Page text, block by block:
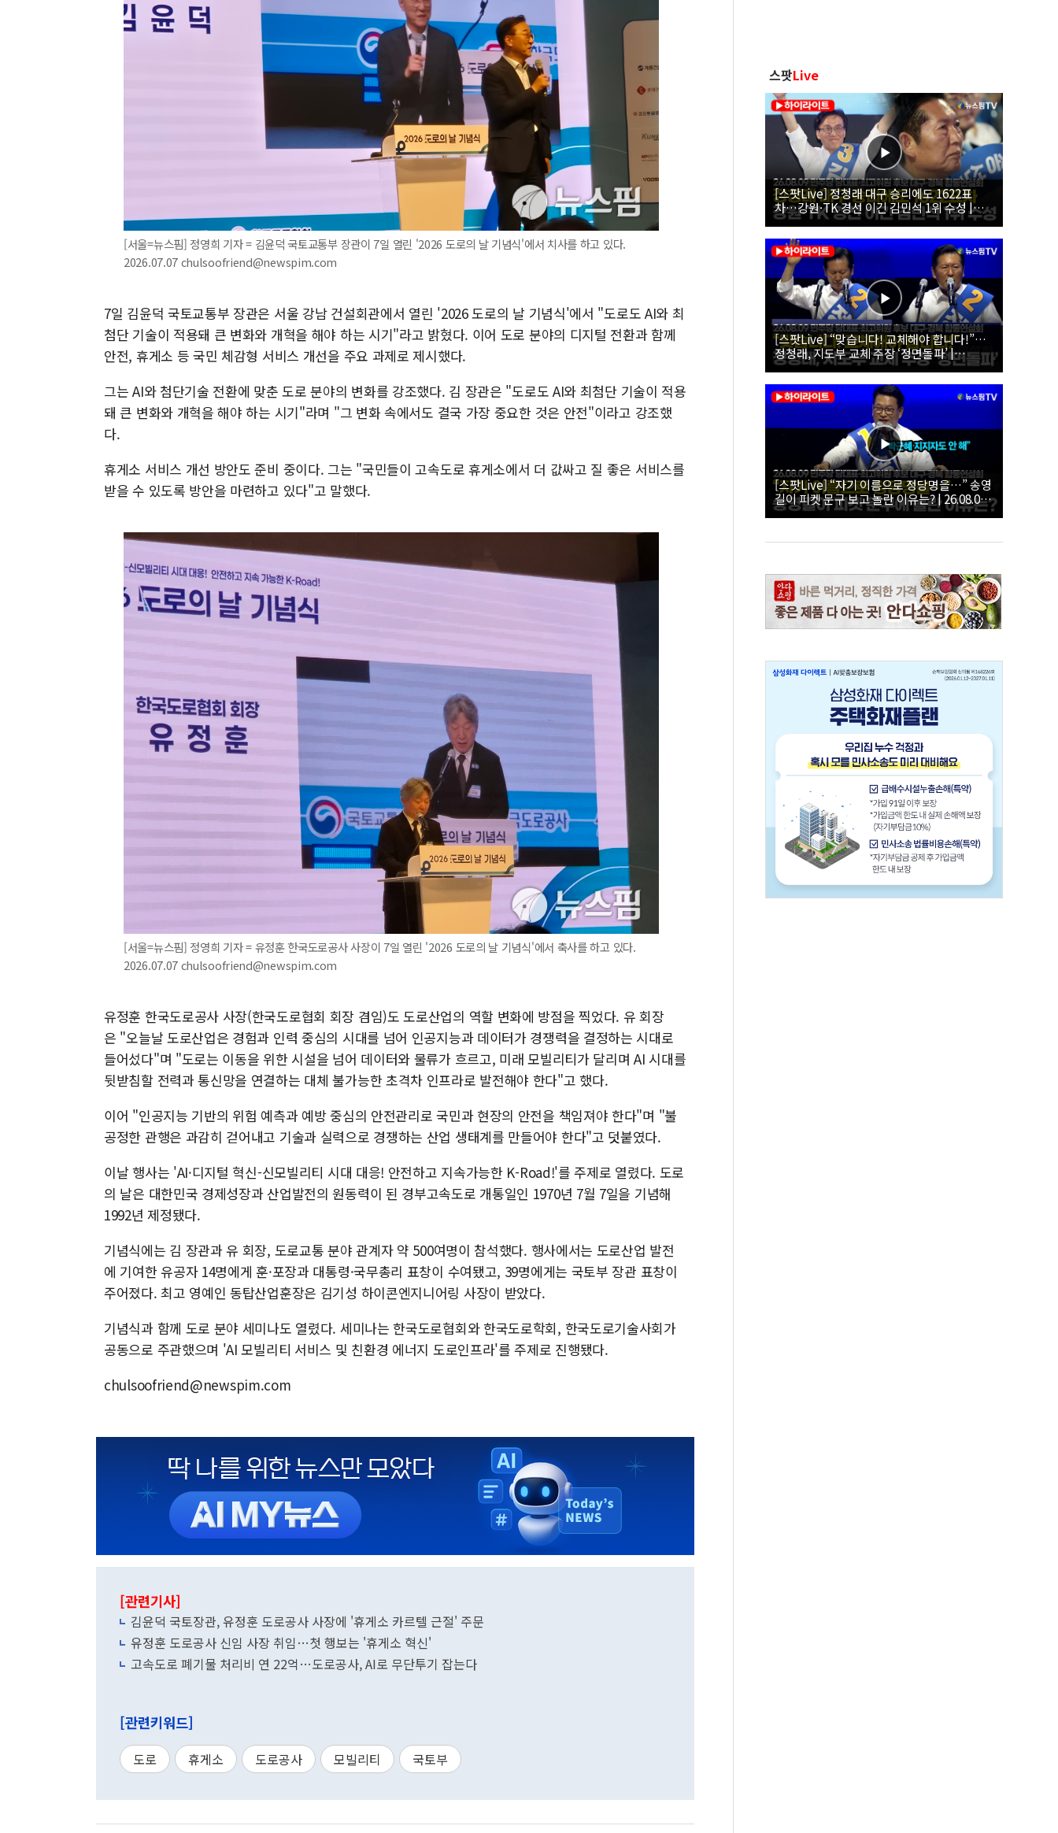
[서울=뉴스핌] 정영희 기자 = 김윤덕 국토교통부 장관이 7일 열린 '2026 도로의 날 기념식'에서 치사를 하고 있다.
2026.07.07 chulsoofriend@newspim.com
7일 김윤덕 국토교통부 장관은 서울 강남 건설회관에서 열린 '2026 도로의 날 기념식'에서 "도로도 AI와 최
첨단 기술이 적용돼 큰 변화와 개혁을 해야 하는 시기"라고 밝혔다. 이어 도로 분야의 디지털 전환과 함께
안전, 휴게소 등 국민 체감형 서비스 개선을 주요 과제로 제시했다.
그는 AI와 첨단기술 전환에 맞춘 도로 분야의 변화를 강조했다. 김 장관은 "도로도 AI와 최첨단 기술이 적용
돼 큰 변화와 개혁을 해야 하는 시기"라며 "그 변화 속에서도 결국 가장 중요한 것은 안전"이라고 강조했
다.
휴게소 서비스 개선 방안도 준비 중이다. 그는 "국민들이 고속도로 휴게소에서 더 값싸고 질 좋은 서비스를
받을 수 있도록 방안을 마련하고 있다"고 말했다.
[서울=뉴스핌] 정영희 기자 = 유정훈 한국도로공사 사장이 7일 열린 '2026 도로의 날 기념식'에서 축사를 하고 있다.
2026.07.07 chulsoofriend@newspim.com
유정훈 한국도로공사 사장(한국도로협회 회장 겸임)도 도로산업의 역할 변화에 방점을 찍었다. 유 회장
은 "오늘날 도로산업은 경험과 인력 중심의 시대를 넘어 인공지능과 데이터가 경쟁력을 결정하는 시대로
들어섰다"며 "도로는 이동을 위한 시설을 넘어 데이터와 물류가 흐르고, 미래 모빌리티가 달리며 AI 시대를
뒷받침할 전력과 통신망을 연결하는 대체 불가능한 초격차 인프라로 발전해야 한다"고 했다.
이어 "인공지능 기반의 위험 예측과 예방 중심의 안전관리로 국민과 현장의 안전을 책임져야 한다"며 "불
공정한 관행은 과감히 걷어내고 기술과 실력으로 경쟁하는 산업 생태계를 만들어야 한다"고 덧붙였다.
이날 행사는 'AI·디지털 혁신-신모빌리티 시대 대응! 안전하고 지속가능한 K-Road!'를 주제로 열렸다. 도로
의 날은 대한민국 경제성장과 산업발전의 원동력이 된 경부고속도로 개통일인 1970년 7월 7일을 기념해
1992년 제정됐다.
기념식에는 김 장관과 유 회장, 도로교통 분야 관계자 약 500여명이 참석했다. 행사에서는 도로산업 발전
에 기여한 유공자 14명에게 훈·포장과 대통령·국무총리 표창이 수여됐고, 39명에게는 국토부 장관 표창이
주어졌다. 최고 영예인 동탑산업훈장은 김기성 하이콘엔지니어링 사장이 받았다.
기념식과 함께 도로 분야 세미나도 열렸다. 세미나는 한국도로협회와 한국도로학회, 한국도로기술사회가
공동으로 주관했으며 'AI 모빌리티 서비스 및 친환경 에너지 도로인프라'를 주제로 진행됐다.
chulsoofriend@newspim.com
[관련기사]
김윤덕 국토장관, 유정훈 도로공사 사장에 '휴게소 카르텔 근절' 주문
유정훈 도로공사 신임 사장 취임…첫 행보는 '휴게소 혁신'
고속도로 폐기물 처리비 연 22억…도로공사, AI로 무단투기 잡는다
[관련키워드]
도로 휴게소 도로공사 모빌리티 국토부
스팟Live
[스팟Live] 정청래 대구 승리에도 1622표
차…강원·TK 경선 이긴 김민석 1위 수성 |
26.08.09 더불어민주당 당대표·최고위원 후
보 대구·경북 합동연설회
[스팟Live] “맞습니다! 교체해야 합니다!”…
정청래, 지도부 교체 주장 ‘정면돌파’ |
26.08.09 더불어민주당 당대표·최고위원 후
보 대구·경북 합동연설회
[스팟Live] “자기 이름으로 정당명을…” 송영
길이 피켓 문구 보고 놀란 이유는? | 26.08.09
더불어민주당 당대표·최고위원 후보 대구·경